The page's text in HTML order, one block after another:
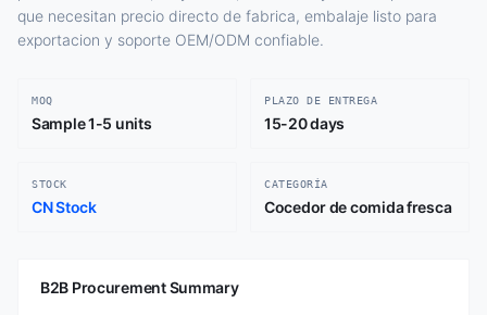
que necesitan precio directo de fabrica, embalaje listo para
exportacion y soporte OEM/ODM confiable.
MOQ
Sample 1-5 units
PLAZO DE ENTREGA
15-20 days
STOCK
CN Stock
CATEGORÍA
Cocedor de comida fresca
B2B Procurement Summary